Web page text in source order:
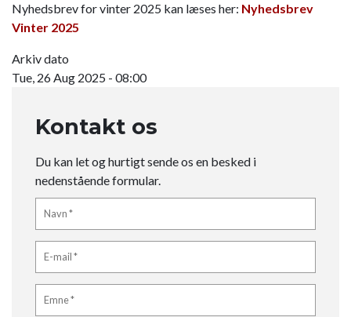
Nyhedsbrev for vinter 2025 kan læses her: Nyhedsbrev
Vinter 2025
Arkiv dato
Tue, 26 Aug 2025 - 08:00
Kontakt os
Du kan let og hurtigt sende os en besked i
nedenstående formular.